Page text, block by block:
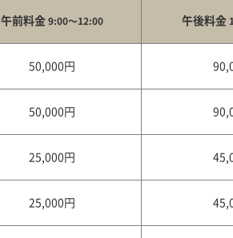
午前料金9:00～12:00 午後料金
50,000円
50,000円
25,000円
25,000円